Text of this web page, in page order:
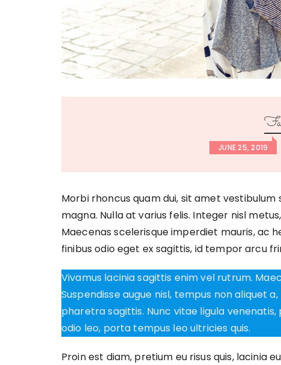
JUNE 25, 2019
Morbi rhoncus quam dui, sit amet
magna. Nulla at varius felis. Integer nisl
Maecenas scelerisque imperdiet mauris, ac
finibus odio eget ex sagittis, id tempor arcu
Vivamus lacinia sagittis enim vel rutrum.
Suspendisse augue nisl, tempus non aliquet
pharetra sagittis. Nunc vitae ligula
odio leo, porta tempus leo ultricies quis.
Proin est diam, pretium eu risus quis, lacinia